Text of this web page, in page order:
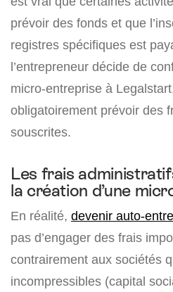
prévoir des fonds et que
registres spécifiques est
l’entrepreneur décide de
micro-entreprise à
obligatoirement prévoir des
souscrites.
Les frais
la création d’une
En réalité, devenir auto-
pas d’engager des frais
contrairement aux sociétés
incompressibles (capital